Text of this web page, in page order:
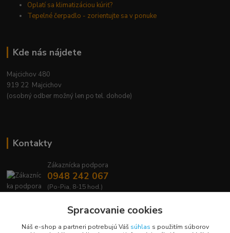
Oplatí sa klimatizáciou kúriť?
Tepelné čerpadlo - zorientujte sa v ponuke
Kde nás nájdete
Majcichov 480
919 22 Majcichov
(osobný odber možný len po tel. dohode)
Kontakty
Zákaznícka podpora
0948 242 067
(Po-Pia, 8-15 hod.)
info@lavafrost.skSpracovanie cookies
Náš e-shop a partneri potrebujú Váš súhlas s použitím súborov